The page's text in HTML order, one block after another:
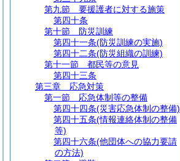
第九節
要援護者に対する施策
第四十条
第十節
防災訓練
第四十一条(防災訓練の実施)
第四十二条(防災組織の訓練)
第十一節
都民等の意見
第四十三条
第三章
応急対策
第一節
応急体制等の整備
第四十四条(災害応急体制の整備)
第四十五条(情報連絡体制の整備
等)
第四十六条(他団体への協力要請
の方法)